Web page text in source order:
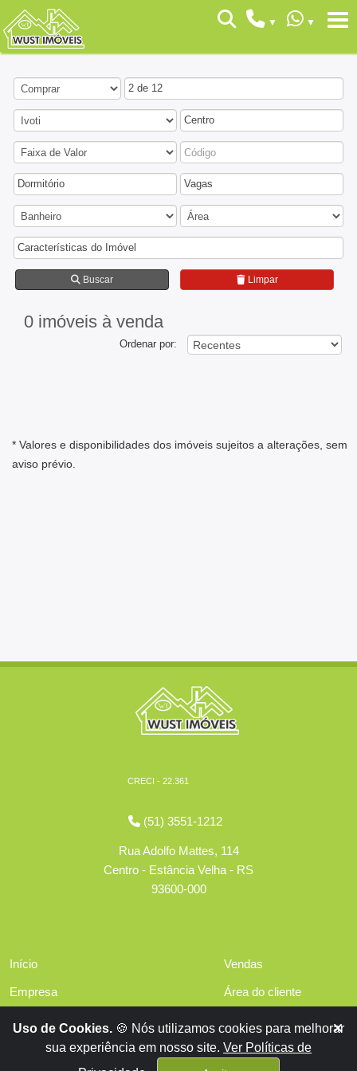
2 de 12
Centro
Dormitório Vagas
Características do Imóvel
Buscar Limpar
0 imóveis à venda
Ordenar por:
* Valores e disponibilidades dos imóveis sujeitos a alterações, sem
aviso prévio.
CRECI - 22.361
(51) 3551-1212
Rua Adolfo Mattes, 114
Centro - Estância Velha - RS
93600-000
Início
Empresa
Financiamentos
Vendas
Área do cliente
Contato
Uso de Cookies. 🍪 Nós utilizamos cookies para melhorar
sua experiência em nosso site. Ver Políticas de